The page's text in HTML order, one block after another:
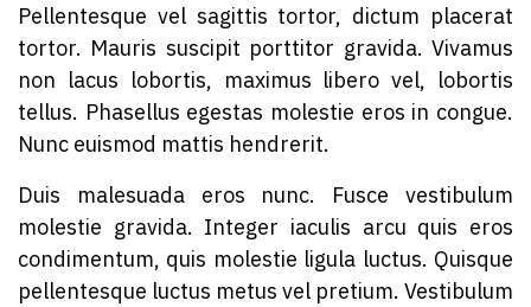
Pellentesque vel sagittis tortor, dictum placerat
tortor. Mauris suscipit porttitor gravida. Vivamus
non lacus lobortis, maximus libero vel, lobortis
tellus. Phasellus egestas molestie eros in congue.
Nunc euismod mattis hendrerit.
Duis malesuada eros nunc. Fusce vestibulum
molestie gravida. Integer iaculis arcu quis eros
condimentum, quis molestie ligula luctus. Quisque
pellentesque luctus metus vel pretium. Vestibulum